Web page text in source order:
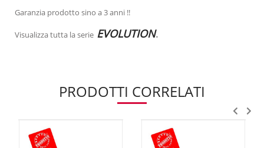
Garanzia prodotto sino a 3 anni !!
Visualizza tutta la serie EVOLUTION.
PRODOTTI CORRELATI